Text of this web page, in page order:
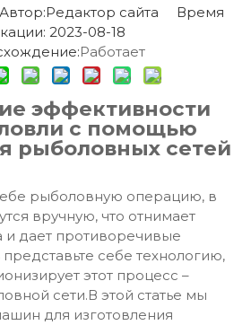
сайта Время
2023-08-18
Работает
эффективности
с помощью
рыболовных сетей
рыболовную операцию, в
вручную, что отнимает
и дает противоречивые
представьте себе технологию,
этот процесс –
сети.В этой статье мы
для изготовления